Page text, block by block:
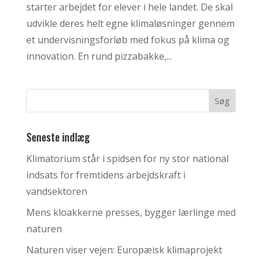
starter arbejdet for elever i hele landet. De skal
udvikle deres helt egne klimaløsninger gennem
et undervisningsforløb med fokus på klima og
innovation. En rund pizzabakke,...
Seneste indlæg
Klimatorium står i spidsen for ny stor national
indsats for fremtidens arbejdskraft i
vandsektoren
Mens kloakkerne presses, bygger lærlinge med
naturen
Naturen viser vejen: Europæisk klimaprojekt